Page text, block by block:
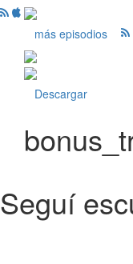
más episodios
Descargar
Seguí